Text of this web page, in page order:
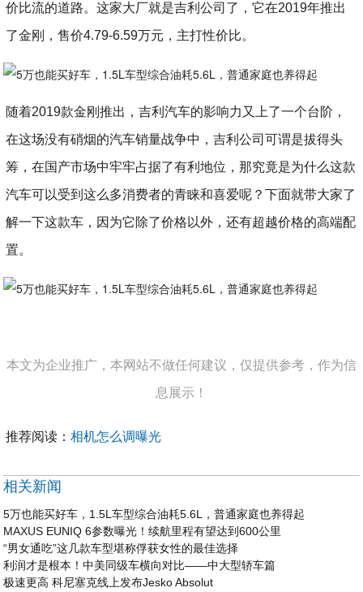
价比流的道路。这家大厂就是吉利公司了，它在2019年推出
了金刚，售价4.79-6.59万元，主打性价比。
随着2019款金刚推出，吉利汽车的影响力又上了一个台阶，
在这场没有硝烟的汽车销量战争中，吉利公司可谓是拔得头
筹，在国产市场中牢牢占据了有利地位，那究竟是为什么这款
汽车可以受到这么多消费者的青睐和喜爱呢？下面就带大家了
解一下这款车，因为它除了价格以外，还有超越价格的高端配
置。
本文为企业推广，本网站不做任何建议，仅提供参考，作为信
息展示！
推荐阅读：相机怎么调曝光
相关新闻
5万也能买好车，1.5L车型综合油耗5.6L，普通家庭也养得起
MAXUS EUNIQ 6参数曝光！续航里程有望达到600公里
“男女通吃”这几款车型堪称俘获女性的最佳选择
利润才是根本！中美同级车横向对比——中大型轿车篇
极速更高 科尼塞克线上发布Jesko Absolut